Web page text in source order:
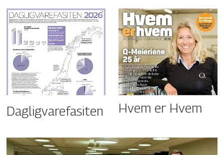
Dagligvarefasiten Hvem er Hvem